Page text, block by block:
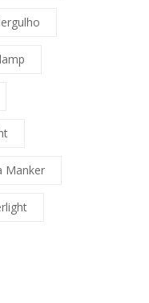
Manker